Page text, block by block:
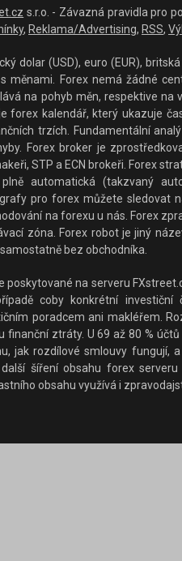
s.r.o. - Závazná pravidla pro
, Reklama/Advertising, RSS,
dolar (USD), euro (EUR),
měnami. Forex nemá žádné
na pohyb měn, respektive
forex kalendář, který ukazuje
trzích. Fundamentální
Forex broker je
STP a ECN brokeři. Forex
automatická (takzvaný
pro forex můžete sledovat
na forexu u nás. Forex
zóna. Forex robot je jiný
bez obchodníka.
poskytované na serveru
coby konkrétní investiční
poradcem ani makléřem.
finanční ztráty. U 69 až 80 %
jak rozdílové smlouvy fungují,
šíření obsahu forex
obsahu využívá i